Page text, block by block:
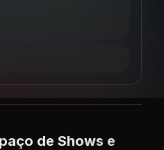
de Shows e